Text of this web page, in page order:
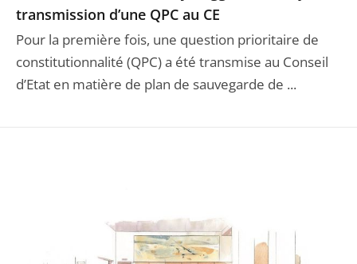
transmission d’une QPC au CE
Pour la première fois, une question prioritaire de
constitutionnalité (QPC) a été transmise au Conseil
d’Etat en matière de plan de sauvegarde de ...